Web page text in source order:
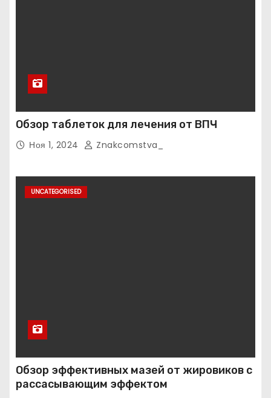
Обзор таблеток для лечения от ВПЧ
Ноя 1, 2024 Znakcomstva_
UNCATEGORISED
Обзор эффективных мазей от жировиков с
рассасывающим эффектом